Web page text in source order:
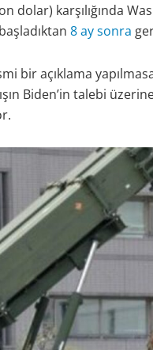
dolar) karşılığında
8 ay sonra
bir açıklama
Biden’in talebi